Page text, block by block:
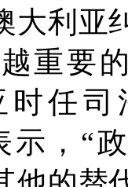
大利亚
重要
任司
示，“